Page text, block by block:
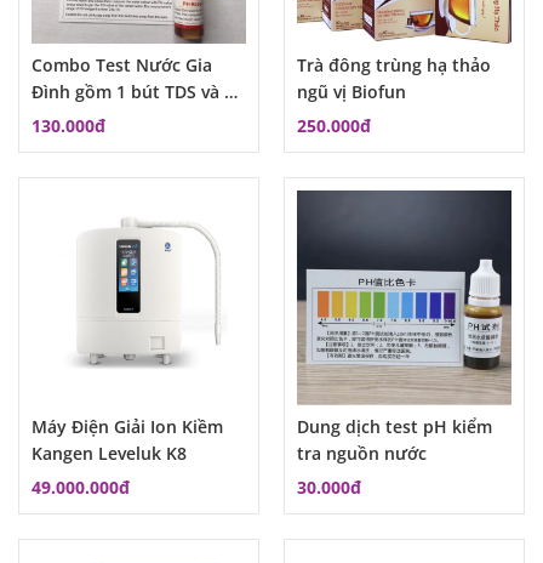
Combo Test Nước Gia
Đình gồm 1 bút TDS và 1
lọ dung dịch đo PH
130.000đ
Trà đông trùng hạ thảo
ngũ vị Biofun
250.000đ
Máy Điện Giải Ion Kiềm
Kangen Leveluk K8
49.000.000đ
Dung dịch test pH kiểm
tra nguồn nước
30.000đ